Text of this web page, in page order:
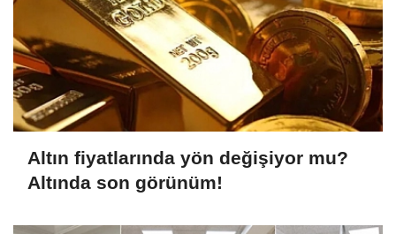
Altın fiyatlarında yön değişiyor mu?
Altında son görünüm!